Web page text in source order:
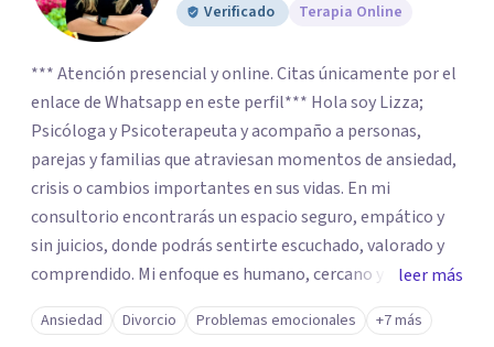
Verificado Terapia Online
*** Atención presencial y online. Citas únicamente por el
enlace de Whatsapp en este perfil*** Hola soy Lizza;
Psicóloga y Psicoterapeuta y acompaño a personas,
parejas y familias que atraviesan momentos de ansiedad,
crisis o cambios importantes en sus vidas. En mi
consultorio encontrarás un espacio seguro, empático y
sin juicios, donde podrás sentirte escuchado, valorado y
comprendido. Mi enfoque es humano, cercano y
respetuoso de tu historia, y siempre trabajando a tu
ritmo para ayudarte a encontrar mayor calma, claridad y
leer más
Ansiedad Divorcio Problemas emocionales +7 más